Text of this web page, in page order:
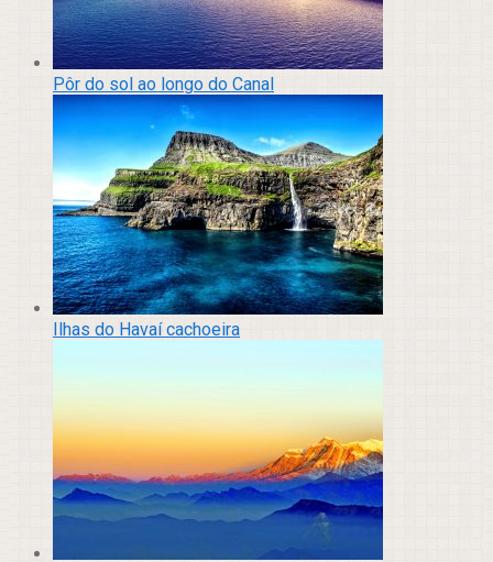
Pôr do sol ao longo do Canal
Ilhas do Havaí cachoeira